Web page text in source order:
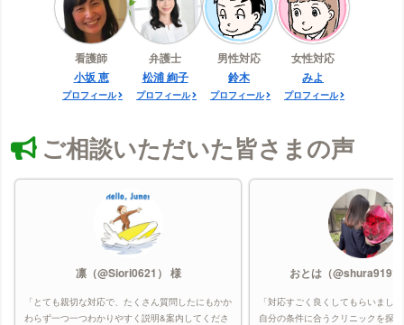
看護師
小坂 恵
プロフィール
弁護士
松浦 絢子
プロフィール
男性対応
鈴木
プロフィール
女性対応
みよ
プロフィール
ご相談いただいた皆さまの声
凛（@Siori0621） 様
「とても親切な対応で、たくさん質問したにもかか
わらず一つ一つわかりやすく説明&案内してくださ
おとは（
「対応すごく良くしてもらいまし
自分の条件に合うクリニックを探